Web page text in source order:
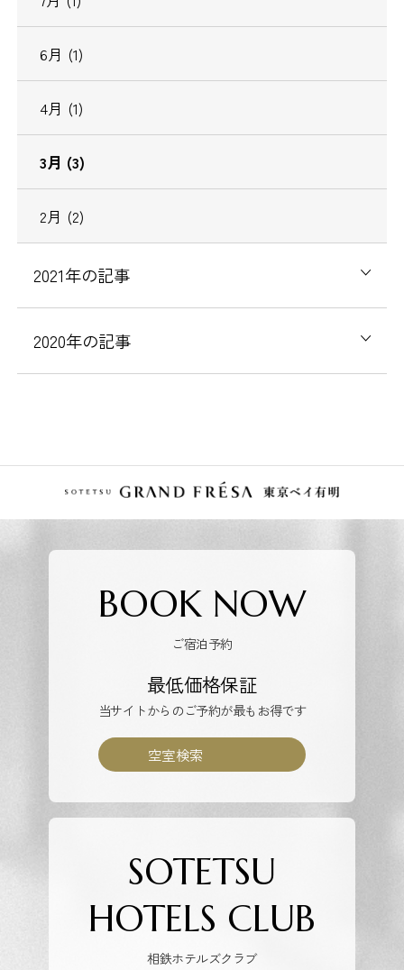
6月 (1)
4月 (1)
3月 (3)
2月 (2)
2021年の記事
2020年の記事
BOOK NOW
ご宿泊予約
最低価格保証
当サイトからのご予約が最もお得です
空室検索
SOTETSU
HOTELS CLUB
相鉄ホテルズクラブ